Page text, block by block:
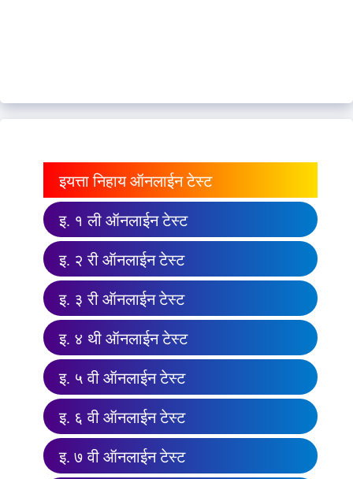
इयत्ता निहाय ऑनलाईन टेस्ट
इ. १ ली ऑनलाईन टेस्ट
इ. २ री ऑनलाईन टेस्ट
इ. ३ री ऑनलाईन टेस्ट
इ. ४ थी ऑनलाईन टेस्ट
इ. ५ वी ऑनलाईन टेस्ट
इ. ६ वी ऑनलाईन टेस्ट
इ. ७ वी ऑनलाईन टेस्ट